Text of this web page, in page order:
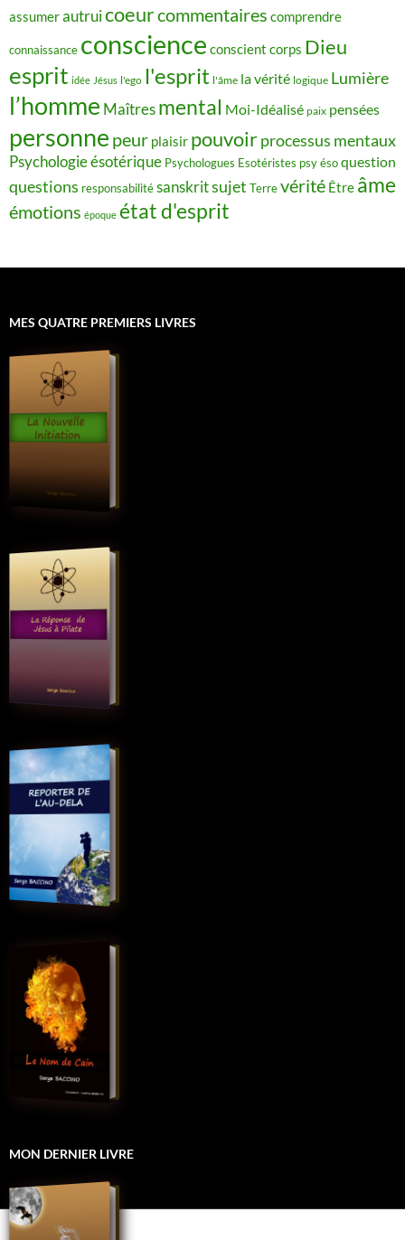
assumerautruicoeurcommentaires comprendre
connaissance conscience conscient corps Dieu
esprit idée Jésus l'ego l'esprit l'âme la vérité logique Lumière
l’homme Maîtres mental Moi-Idéalisé paix pensées
personne peur plaisir pouvoirprocessus mentaux
Psychologie ésotérique Psychologues Esotéristes psy ésoquestion
questions responsabilitésanskritsujet Terrevérité Être âme
émotions époque état d'esprit
MES QUATRE PREMIERS LIVRES
MON DERNIER LIVRE